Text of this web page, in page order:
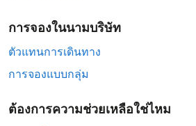
การจองในนามบริษัท
ตัวแทนการเดินทาง
การจองแบบกลุ่ม
ต้องการความช่วยเหลือใช่ไหม